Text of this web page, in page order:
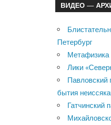
ВИДЕО —
Петербург
Метафизика
Лики
Павловский
бытия
Гатчинский